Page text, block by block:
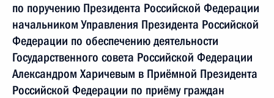
по поручению Президента Российской Федерации
начальником Управления Президента Российской
Федерации по обеспечению деятельности
Государственного совета Российской Федерации
Александром Харичевым в Приёмной Президента
Российской Федерации по приёму граждан